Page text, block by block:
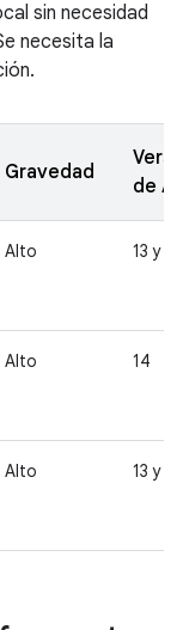
sin necesidad
necesita la
Gravedad
de
Alto 13 y 14
Alto 14
Alto 13 y 14